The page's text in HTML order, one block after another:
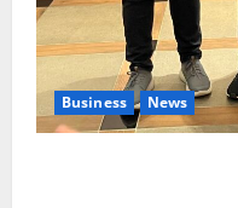
Business News